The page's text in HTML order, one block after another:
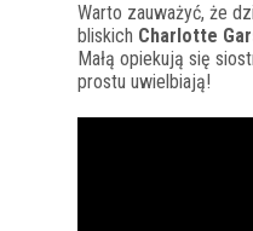
Warto zauważyć, że
bliskich Charlotte
Małą opiekują się
prostu uwielbiają!